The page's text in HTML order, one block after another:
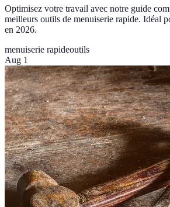
Optimisez votre travail avec notre guide
meilleurs outils de menuiserie rapide. Idéal
en 2026.
menuiserie rapideoutils
Aug 1